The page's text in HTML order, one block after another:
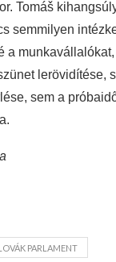
Tomáš
semmilyen
a
lerövidítése,
sem a
PARLAMENT